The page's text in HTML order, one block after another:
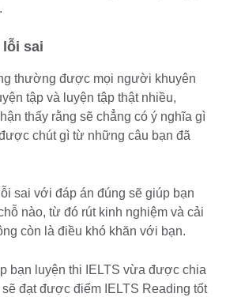
sai
thường được mọi người khuyên
tập và luyện tập thật nhiều,
thấy rằng sẽ chẳng có ý nghĩa gì
chút gì từ những câu bạn đã
sai với đáp án đúng sẽ giúp bạn
nào, từ đó rút kinh nghiệm và cải
còn là điều khó khăn với bạn.
bạn luyện thi IELTS vừa được chia
đạt được điểm IELTS Reading tốt